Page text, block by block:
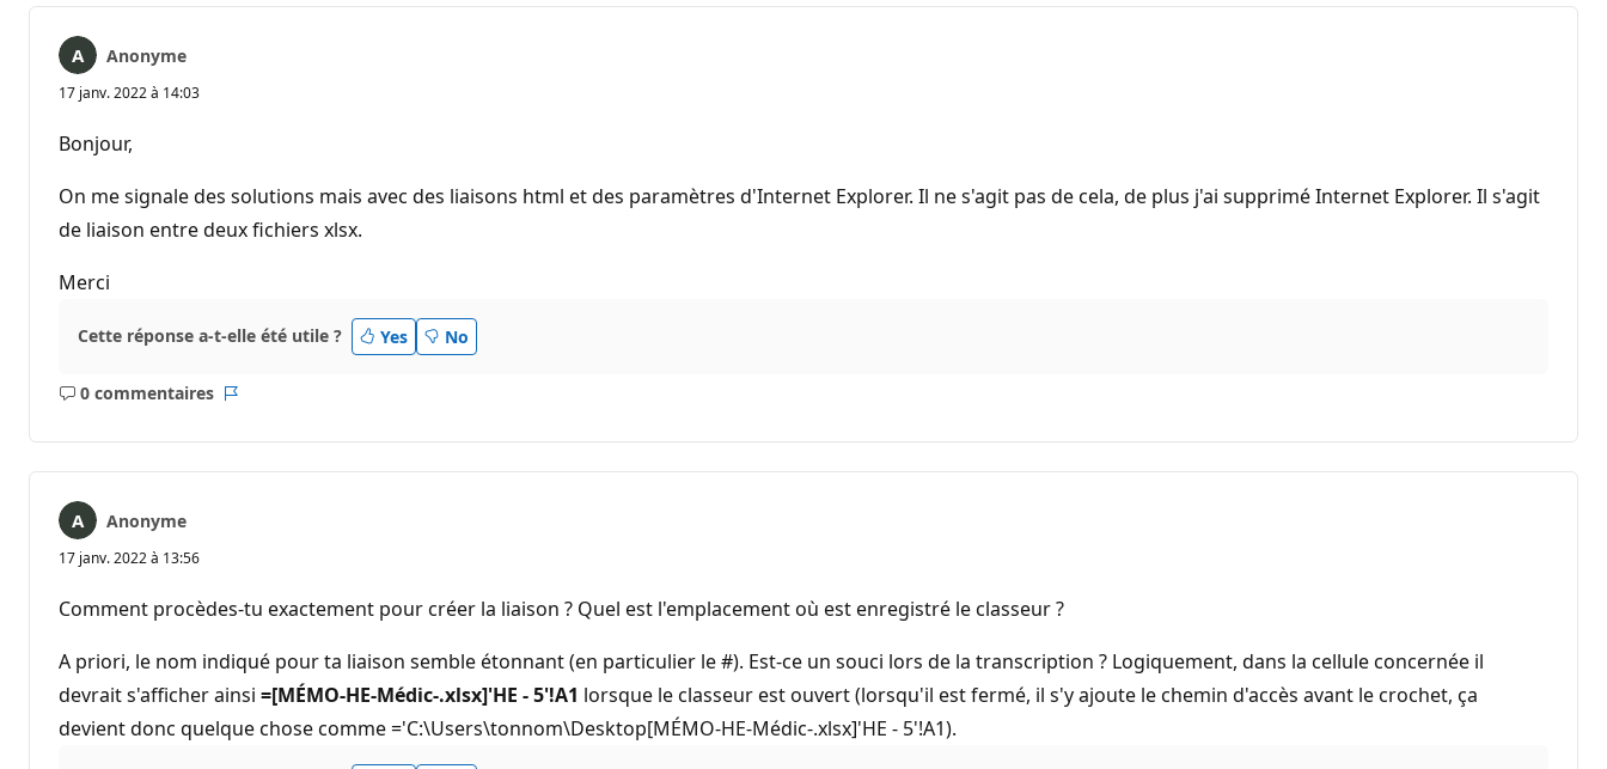
Anonyme
17 janv. 2022 à 14:03
Bonjour,
On me signale des solutions mais avec des liaisons html et des paramètres d'Internet Explorer. Il ne s'agit pas de cela, de plus j'ai supprimé Internet Explorer. Il s'agit
de liaison entre deux fichiers xlsx.
Merci
Cette réponse a-t-elle été utile ? Yes No
0 commentaires
Aucun
Anonyme
17 janv. 2022 à 13:56
Comment procèdes-tu exactement pour créer la liaison ? Quel est l'emplacement où est enregistré le classeur ?
A priori, le nom indiqué pour ta liaison semble étonnant (en particulier le #). Est-ce un souci lors de la transcription ? Logiquement, dans la cellule concernée il
devrait s'afficher ainsi =[MÉMO-HE-Médic-.xlsx]'HE - 5'!A1 lorsque le classeur est ouvert (lorsqu'il est fermé, il s'y ajoute le chemin d'accès avant le crochet, ça
devient donc quelque chose comme ='C:\Users\tonnom\Desktop[MÉMO-HE-Médic-.xlsx]'HE - 5'!A1).